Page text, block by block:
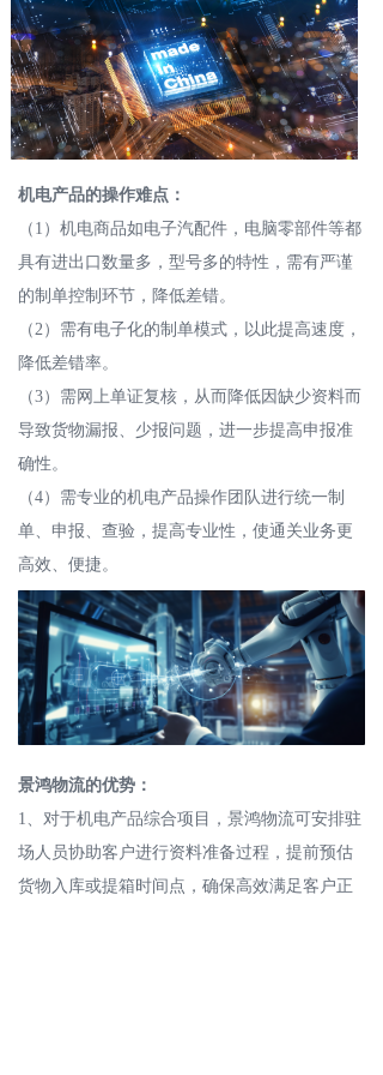
机电产品的操作难点：
（1）机电商品如电子汽配件，电脑零部件等都
具有进出口数量多，型号多的特性，需有严谨
的制单控制环节，降低差错。
（2）需有电子化的制单模式，以此提高速度，
降低差错率。
（3）需网上单证复核，从而降低因缺少资料而
导致货物漏报、少报问题，进一步提高申报准
确性。
（4）需专业的机电产品操作团队进行统一制
单、申报、查验，提高专业性，使通关业务更
高效、便捷。
景鸿物流的优势：
1、对于机电产品综合项目，景鸿物流可安排驻
场人员协助客户进行资料准备过程，提前预估
货物入库或提箱时间点，确保高效满足客户正